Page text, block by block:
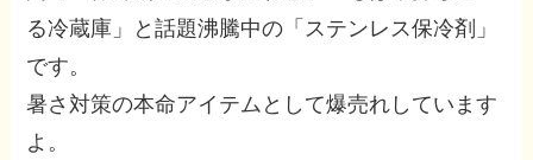
る冷蔵庫」と話題沸騰中の「ステンレス保冷剤」
です。
暑さ対策の本命アイテムとして爆売れしています
よ。